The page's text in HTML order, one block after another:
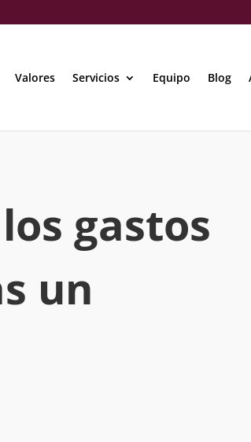
Valores Servicios Equipo Blog
gastos
un